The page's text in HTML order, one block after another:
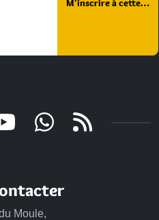
Moule,